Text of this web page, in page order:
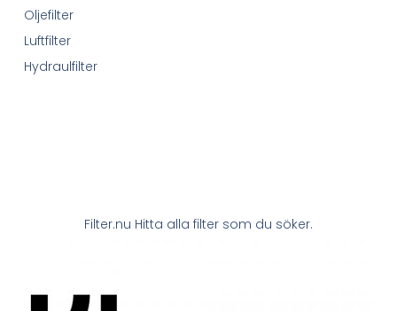
Filter.nu Hitta alla filter som du söker.
Oljefilter
Luftfilter
Hydraulfilter